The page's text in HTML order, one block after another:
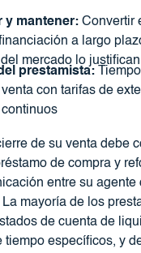
y mantener:Convertir
a largo
mercado lo justifican
prestamista:
con tarifas de
de su venta debe
de compra y
entre su
mayoría de los
de cuenta de
tiempo específicos, y